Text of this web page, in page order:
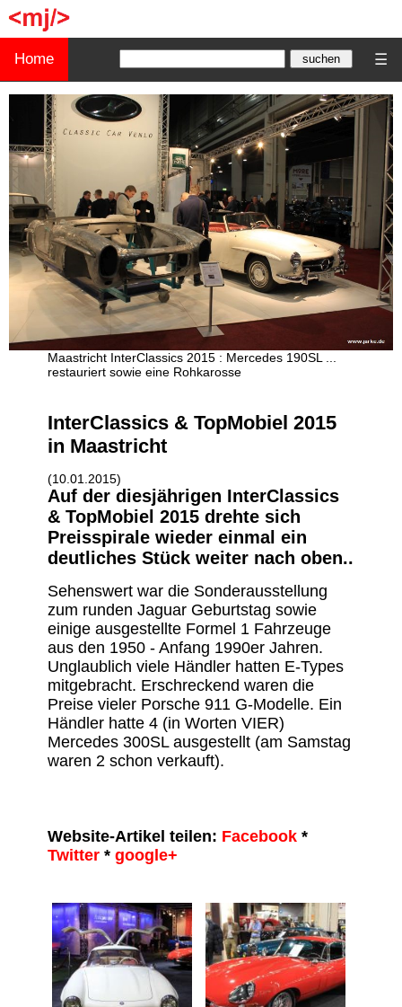
Home ☰
Maastricht InterClassics 2015 : Mercedes 190SL ...
restauriert sowie eine Rohkarosse
InterClassics & TopMobiel 2015
in Maastricht
(10.01.2015)
Auf der diesjährigen InterClassics
& TopMobiel 2015 drehte sich
Preisspirale wieder einmal ein
deutliches Stück weiter nach oben..
Sehenswert war die Sonderausstellung
zum runden Jaguar Geburtstag sowie
einige ausgestellte Formel 1 Fahrzeuge
aus den 1950 - Anfang 1990er Jahren.
Unglaublich viele Händler hatten E-Types
mitgebracht. Erschreckend waren die
Preise vieler Porsche 911 G-Modelle. Ein
Händler hatte 4 (in Worten VIER)
Mercedes 300SL ausgestellt (am Samstag
waren 2 schon verkauft).
Website-Artikel teilen: Facebook*
Twitter* google+